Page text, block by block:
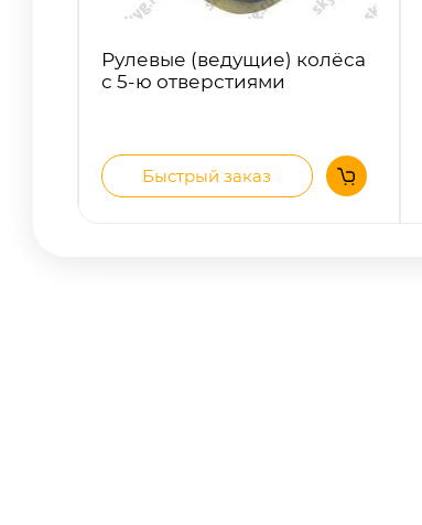
Рулевые (ведущие) колёса
с 5-ю отверстиями
Быстрый заказ